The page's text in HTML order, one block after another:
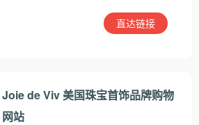
直达链接
Joie de Viv 美国珠宝首饰品牌购物
网站